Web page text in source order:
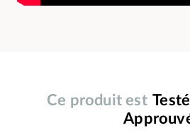
Ce produit est